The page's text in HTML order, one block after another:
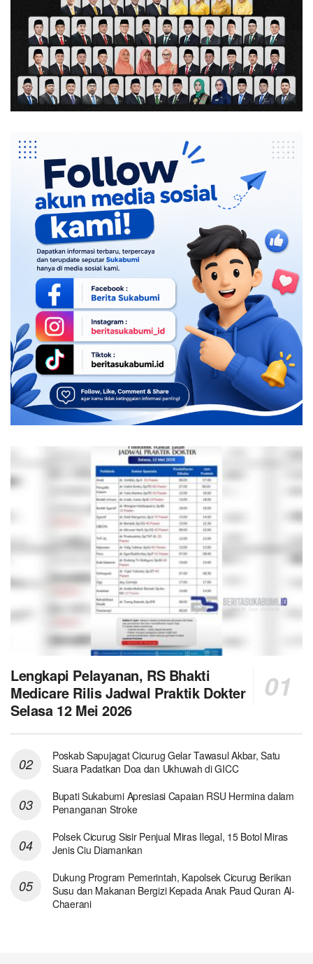
Lengkapi Pelayanan, RS Bhakti
Medicare Rilis Jadwal Praktik Dokter
Selasa 12 Mei 2026
Poskab Sapujagat Cicurug Gelar Tawasul Akbar, Satu
Suara Padatkan Doa dan Ukhuwah di GICC
Bupati Sukabumi Apresiasi Capaian RSU Hermina dalam
Penanganan Stroke
Polsek Cicurug Sisir Penjual Miras Ilegal, 15 Botol Miras
Jenis Ciu Diamankan
Dukung Program Pemerintah, Kapolsek Cicurug Berikan
Susu dan Makanan Bergizi Kepada Anak Paud Quran Al-
Chaerani